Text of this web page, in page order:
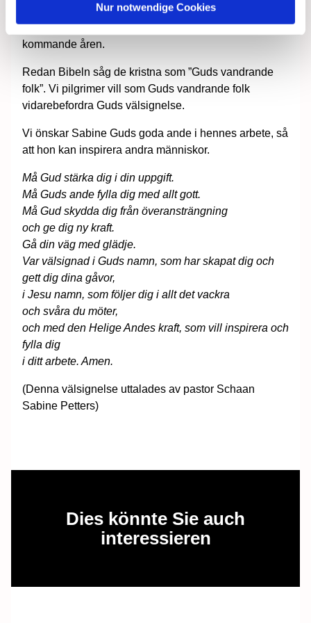
Nur notwendige Cookies
Sabine och hennes tjänstgöringsstart. Hon fick tre
välsignelseord med sig för sitt arbete under de
kommande åren.
Redan Bibeln såg de kristna som ”Guds vandrande
folk”. Vi pilgrimer vill som Guds vandrande folk
vidarebefordra Guds välsignelse.
Vi önskar Sabine Guds goda ande i hennes arbete, så
att hon kan inspirera andra människor.
Må Gud stärka dig i din uppgift.
Må Guds ande fylla dig med allt gott.
Må Gud skydda dig från överansträngning
och ge dig ny kraft.
Gå din väg med glädje.
Var välsignad i Guds namn, som har skapat dig och
gett dig dina gåvor,
i Jesu namn, som följer dig i allt det vackra
och svåra du möter,
och med den Helige Andes kraft, som vill inspirera och
fylla dig
i ditt arbete. Amen.
(Denna välsignelse uttalades av pastor Schaan
Sabine Petters)
Dies könnte Sie auch
interessieren